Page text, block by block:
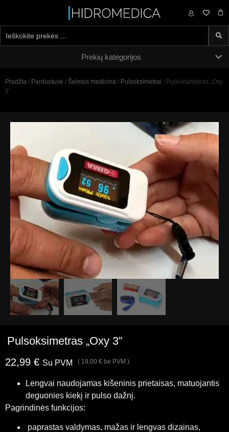
0,00 €
Prekių kategorijos
Pradžia / Parduotuvė / Šeimos medicina / Pulsoksimetrai / Pulsoksimetras „Oxy
3”
Pulsoksimetras „Oxy 3”
22,99 € Su PVM ( 19,00 € be PVM )
Lengvai naudojamas kišeninis prietaisas, matuojantis
deguonies kiekį ir pulso dažnį.
Pagrindinės funkcijos:
paprastas valdymas, mažas ir lengvas dizainas,